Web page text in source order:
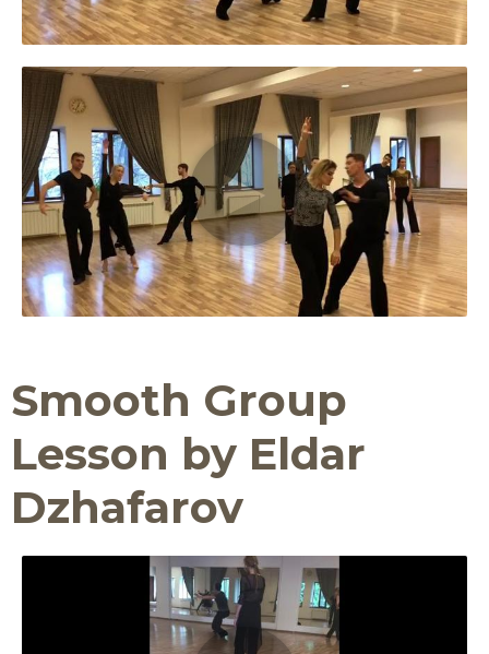
Smooth Group
Lesson by Eldar
Dzhafarov